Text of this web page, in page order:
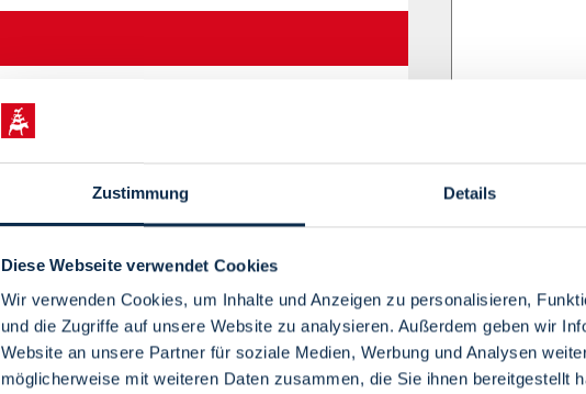
Zustimmung Details
Diese Webseite verwendet Cookies
Wir verwenden Cookies, um Inhalte und Anzeigen zu personalisieren,
und die Zugriffe auf unsere Website zu analysieren. Außerdem geben wir
Website an unsere Partner für soziale Medien, Werbung und Analysen
möglicherweise mit weiteren Daten zusammen, die Sie ihnen bereitgestellt
Menü